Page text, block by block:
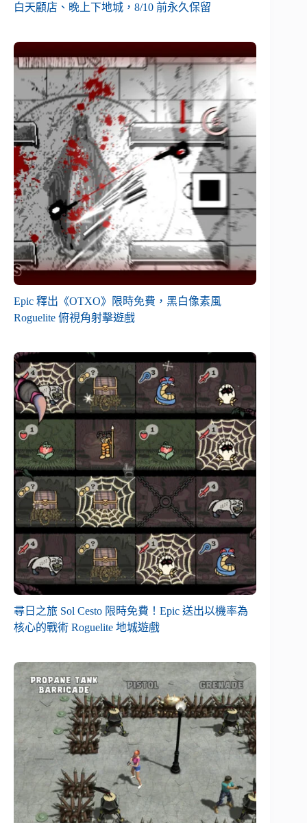
白天顧店、晚上下地城，8/10 前永久保留
Epic 釋出《OTXO》限時免費，黑白像素風
Roguelite 俯視角射擊遊戲
尋日之旅 Sol Cesto 限時免費！Epic 送出以機率為
核心的戰術 Roguelite 地城遊戲